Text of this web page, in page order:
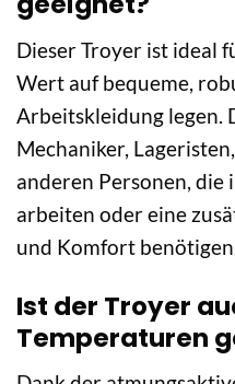
Dieser Troyer ist ideal
Wert auf bequeme,
Arbeitskleidung legen.
Mechaniker,
anderen Personen, die
arbeiten oder eine
und Komfort
Ist der Troyer
Temperaturen